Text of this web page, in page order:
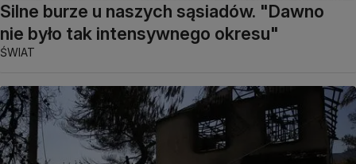
Silne burze u naszych sąsiadów. "Dawno
nie było tak intensywnego okresu"
ŚWIAT